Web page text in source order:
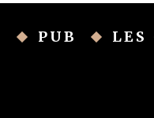
PUB LES